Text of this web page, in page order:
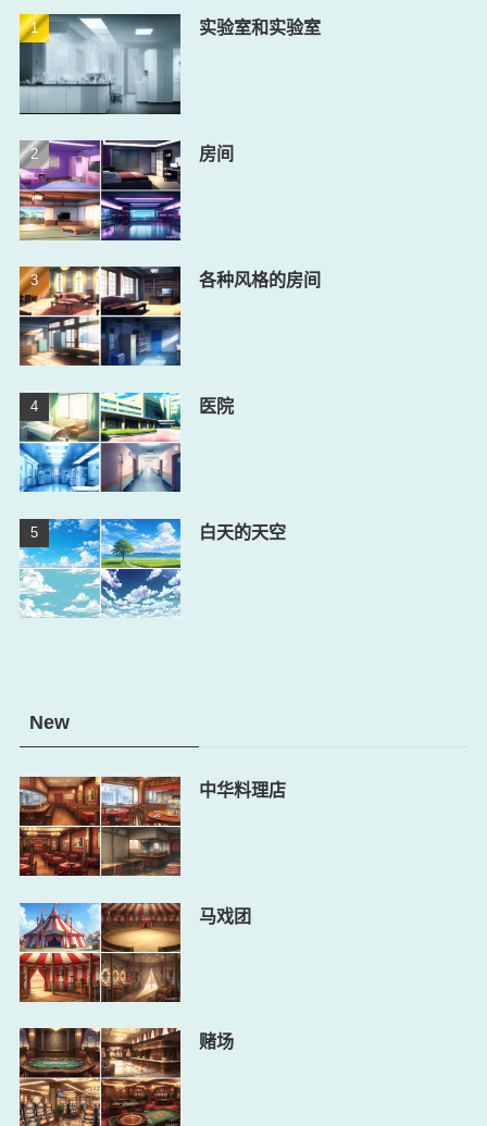
实验室和实验室
房间
各种风格的房间
医院
白天的天空
New
中华料理店
马戏团
赌场